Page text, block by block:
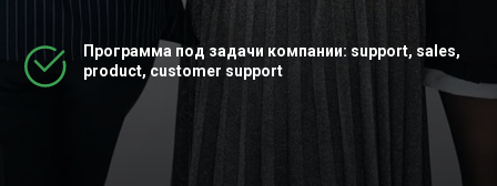
Программа под задачи компании: support, sales,
product, customer support